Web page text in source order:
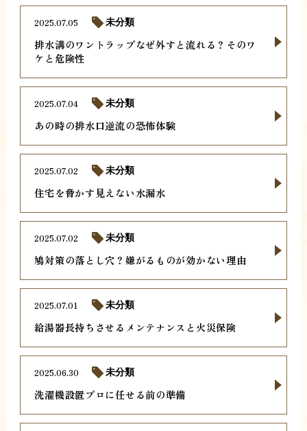
排水溝のワントラップなぜ外すと流れる？そのワ
ケと危険性
2025.07.05 未分類
あの時の排水口逆流の恐怖体験
2025.07.04 未分類
住宅を脅かす見えない水漏水
2025.07.02 未分類
鳩対策の落とし穴？嫌がるものが効かない理由
2025.07.02 未分類
給湯器長持ちさせるメンテナンスと火災保険
2025.07.01 未分類
洗濯機設置プロに任せる前の準備
2025.06.30 未分類